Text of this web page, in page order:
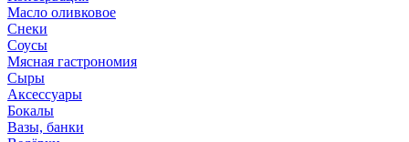
Масло оливковое
Снеки
Соусы
Мясная гастрономия
Сыры
Аксессуары
Бокалы
Вазы, банки